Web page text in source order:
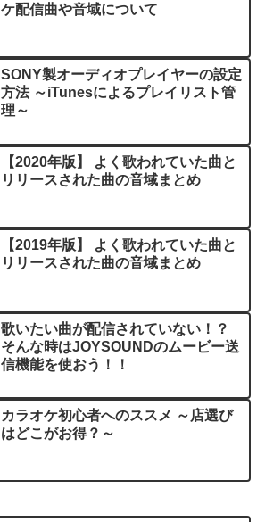
ケ配信曲や音域について
SONY製オーディオプレイヤーの設定
方法 ～iTunesによるプレイリスト管
理～
【2020年版】 よく歌われていた曲と
リリースされた曲の音域まとめ
【2019年版】 よく歌われていた曲と
リリースされた曲の音域まとめ
歌いたい曲が配信されていない！？
そんな時はJOYSOUNDのムービー送
信機能を使おう！！
カラオケ初心者へのススメ ～店選び
はどこがお得？～